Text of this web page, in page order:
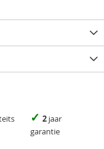
✓ 2 jaar
garantie